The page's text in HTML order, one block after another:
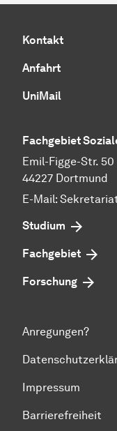
Kontakt
Anfahrt
UniMail
Fachgebiet
Emil-Figge-Str. 50
44227 Dortmund
E-Mail:
Studium
Fachgebiet
Forschung
Anregungen?
Impressum
Barrierefreiheit